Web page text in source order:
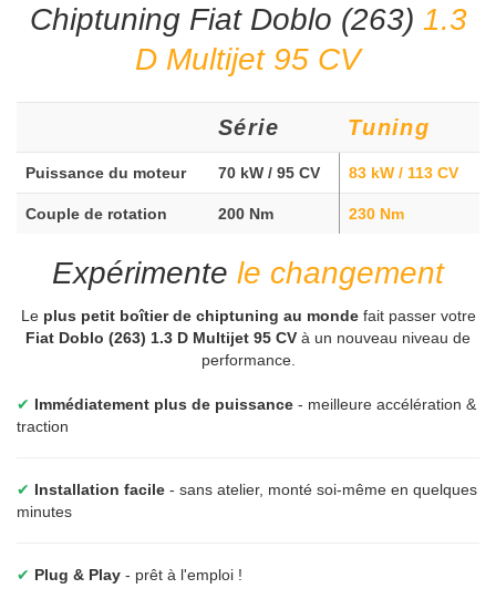
Chiptuning Fiat Doblo (263) 1.3
D Multijet 95 CV
Série Tuning
Puissance du moteur 70 kW / 95 CV 83 kW / 113 CV
Couple de rotation 200 Nm 230 Nm
Expérimente le changement
Le plus petit boîtier de chiptuning au mondefait passer votre
Fiat Doblo (263) 1.3 D Multijet 95 CV à un nouveau niveau de
performance.
✔ Immédiatement plus de puissance - meilleure accélération &
traction
✔ Installation facile - sans atelier, monté soi-même en quelques
minutes
✔ Plug & Play - prêt à l'emploi !